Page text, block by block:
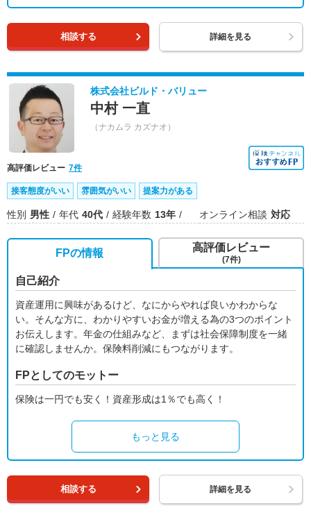
相談する 詳細を見る
株式会社ビルド・バリュー
中村 一直
（ナカムラ カズナオ）
高評価レビュー 7件
接客態度がいい 雰囲気がいい 提案力がある
性別 男性 年代 40代 経験年数 13年 オンライン相談 対応
FPの情報
自己紹介
資産運用に興味があるけど、なにからやれば良いかわからな
い。そんな方に、わかりやすいお金が増える為の3つのポイント
お伝えします。年金の仕組みなど、まずは社会保障制度を一緒
に確認しませんか。保険料削減にもつながります。
FPとしてのモットー
保険は一円でも安く！資産形成は1％でも高く！
もっと見る
高評価レビュー
(7件)
相談する 詳細を見る